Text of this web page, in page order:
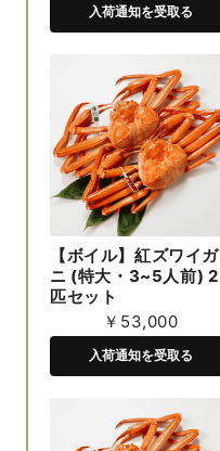
入荷通知を受取る
【ボイル】紅ズワイガ
ニ (特大・3~5人前) 2
匹セット
￥53,000
入荷通知を受取る